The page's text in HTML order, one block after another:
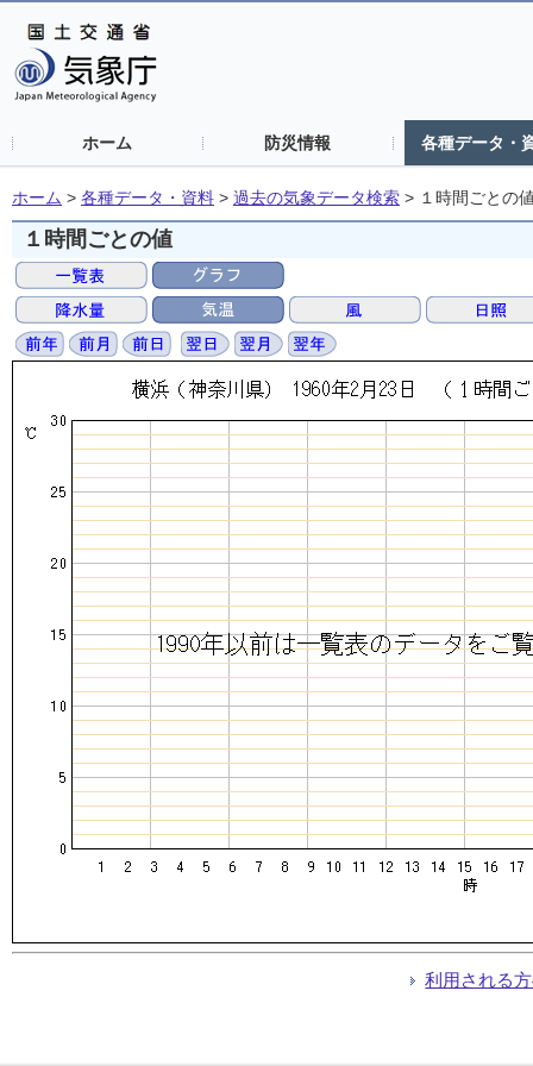
ホーム 防災情報 各種データ・
ホーム > 各種データ・資料 > 過去の気象データ検索 > １時間ごとの
１時間ごとの値
利用される